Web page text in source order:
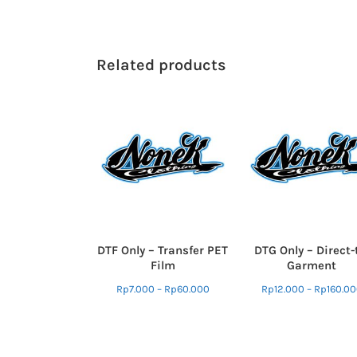
Related products
DTF Only – Transfer PET
Film
Rp7.000 – Rp60.000
DTG Only –
Garment
Rp12.000 – Rp